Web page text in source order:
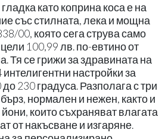
като коприна коса е на
със стилната, лека и мощна
00, която сега струва само
100,99 лв. по-евтино от
Тя се грижи за здравината на
настройки за
230 градуса. Разполага с три
нормален и нежен, както и
които съхраняват влагата
от накъсване и изгаряне.